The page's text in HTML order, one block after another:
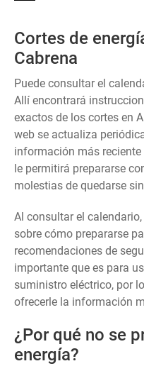
Cortes de
Cabrena
Puede consultar el
Allí encontrará
exactos de los cortes en
web se actualiza
información más
le permitirá prepararse
molestias de quedarse
Al consultar el
sobre cómo prepararse
recomendaciones de
importante que es para
suministro eléctrico, por
ofrecerle la información
¿Por qué no se
energía?